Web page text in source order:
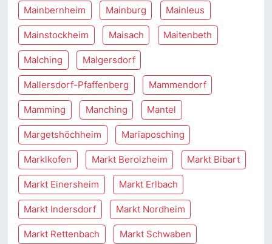
Mainbernheim Mainburg Mainleus
Mainstockheim Maisach Maitenbeth
Malching Malgersdorf
Mallersdorf-Pfaffenberg Mammendorf
Mamming Manching Mantel
Margetshöchheim Mariaposching
Marklkofen Markt Berolzheim Markt Bibart
Markt Einersheim Markt Erlbach
Markt Indersdorf Markt Nordheim
Markt Rettenbach Markt Schwaben